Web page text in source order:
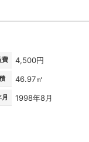
費 4,500円
46.97㎡
1998年8月